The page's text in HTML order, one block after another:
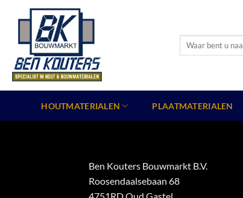
Zoeken
HOUTMATERIALEN PLAATMATERIALEN
Ben Kouters Bouwmarkt B.V.
Roosendaalsebaan 68